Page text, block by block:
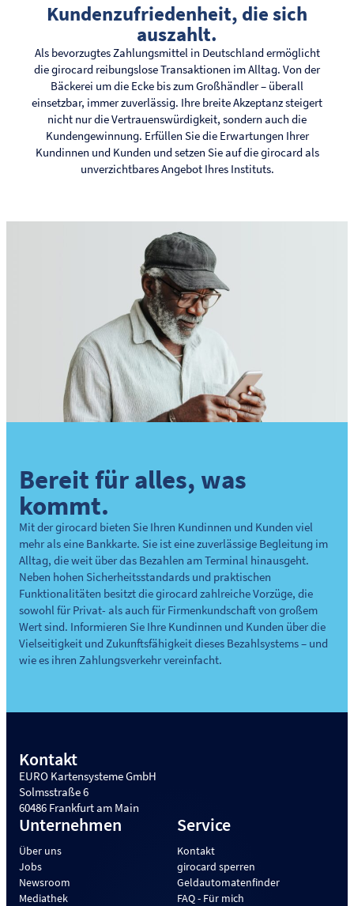
Kundenzufriedenheit, die sich
auszahlt.
Als bevorzugtes Zahlungsmittel in Deutschland ermöglicht
die girocard reibungslose Transaktionen im Alltag. Von der
Bäckerei um die Ecke bis zum Großhändler – überall
einsetzbar, immer zuverlässig. Ihre breite Akzeptanz steigert
nicht nur die Vertrauenswürdigkeit, sondern auch die
Kundengewinnung. Erfüllen Sie die Erwartungen Ihrer
Kundinnen und Kunden und setzen Sie auf die girocard als
unverzichtbares Angebot Ihres Instituts.
Bereit für alles, was
kommt.
Mit der girocard bieten Sie Ihren Kundinnen und Kunden viel
mehr als eine Bankkarte. Sie ist eine zuverlässige Begleitung im
Alltag, die weit über das Bezahlen am Terminal hinausgeht.
Neben hohen Sicherheitsstandards und praktischen
Funktionalitäten besitzt die girocard zahlreiche Vorzüge, die
sowohl für Privat- als auch für Firmenkundschaft von großem
Wert sind. Informieren Sie Ihre Kundinnen und Kunden über die
Vielseitigkeit und Zukunftsfähigkeit dieses Bezahlsystems – und
wie es ihren Zahlungsverkehr vereinfacht.
Kontakt
EURO Kartensysteme GmbH
Solmsstraße 6
60486 Frankfurt am Main
Unternehmen
Über uns
Jobs
Newsroom
Mediathek
Service
Kontakt
girocard sperren
Geldautomatenfinder
FAQ - Für mich